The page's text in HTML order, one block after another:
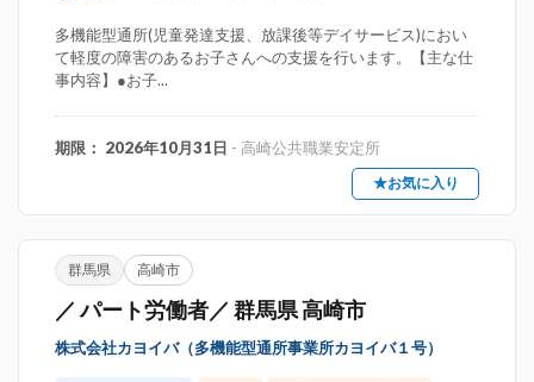
多機能型通所(児童発達支援、放課後等デイサービス)におい
て軽度の障害のあるお子さんへの支援を行います。【主な仕
事内容】●お子...
期限： 2026年10月31日 - 高崎公共職業安定所
★お気に入り
群馬県 高崎市
／ パート労働者／ 群馬県 高崎市
株式会社カヨイバ（多機能型通所事業所カヨイバ１号）